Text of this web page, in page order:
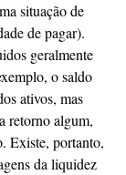
situação de
de pagar).
geralmente
o saldo
ativos, mas
retorno algum,
Existe, portanto,
da liquidez